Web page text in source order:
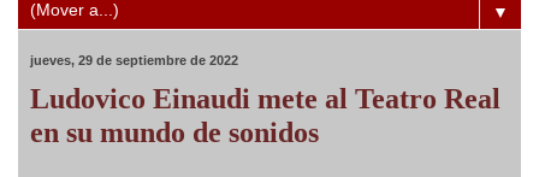
▼
jueves, 29 de septiembre de 2022
Ludovico Einaudi mete al Teatro Real
en su mundo de sonidos